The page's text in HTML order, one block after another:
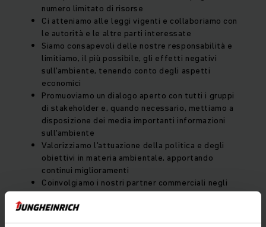
numero limitato di risorse
Ci atteniamo alle leggi vigenti e collaboriamo con
le autorità e le altre parti interessate
Siamo consapevoli delle nostre responsabilità e
limitiamo, il più possibile, gli effetti negativi
sull'ambiente, tenendo conto degli aspetti
economici
Promuoviamo un dialogo aperto con tutti i gruppi
di stakeholder e, quando necessario, mettiamo a
disposizione dei media importanti informazioni
sull'ambiente
Valorizziamo l'attuazione della politica e degli
obiettivi in materia ambientale, apportando
continui miglioramenti
Coinvolgiamo i nostri partner commerciali negli
sforzi destinati al miglioramento della tutela
ambientale
I nostri collaboratori vengono informati, qualificati